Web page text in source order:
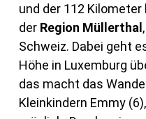
und der 112
der Region Müllerthal
Schweiz. Dabei geht
Höhe in Luxemburg
das macht das
Kleinkindern Emmy